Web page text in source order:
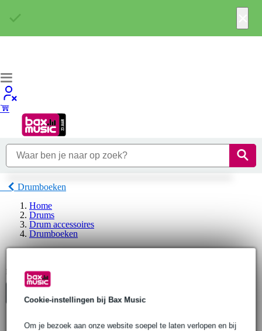
Cookie-instellingen bij Bax Music
Om je bezoek aan onze website soepel te laten verlopen en bij
Drumboeken
Home
Drums
Drum accessoires
Drumboeken
Mel Bay Drumboeken
Er is 1product gevonden.